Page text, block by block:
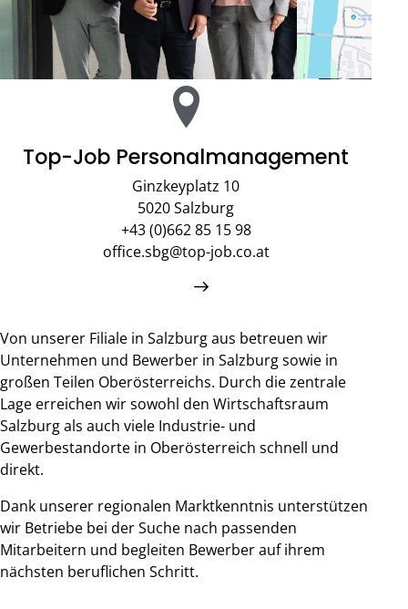
Top-Job Personalmanagement
Ginzkeyplatz 10
5020 Salzburg
+43 (0)662 85 15 98
office.sbg@top-job.co.at
Von unserer Filiale in Salzburg aus betreuen wir
Unternehmen und Bewerber in Salzburg sowie in
großen Teilen Oberösterreichs. Durch die zentrale
Lage erreichen wir sowohl den Wirtschaftsraum
Salzburg als auch viele Industrie- und
Gewerbestandorte in Oberösterreich schnell und
direkt.
Dank unserer regionalen Marktkenntnis unterstützen
wir Betriebe bei der Suche nach passenden
Mitarbeitern und begleiten Bewerber auf ihrem
nächsten beruflichen Schritt.